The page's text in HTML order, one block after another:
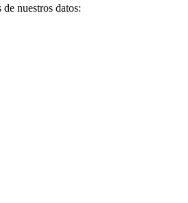
nuestros datos: